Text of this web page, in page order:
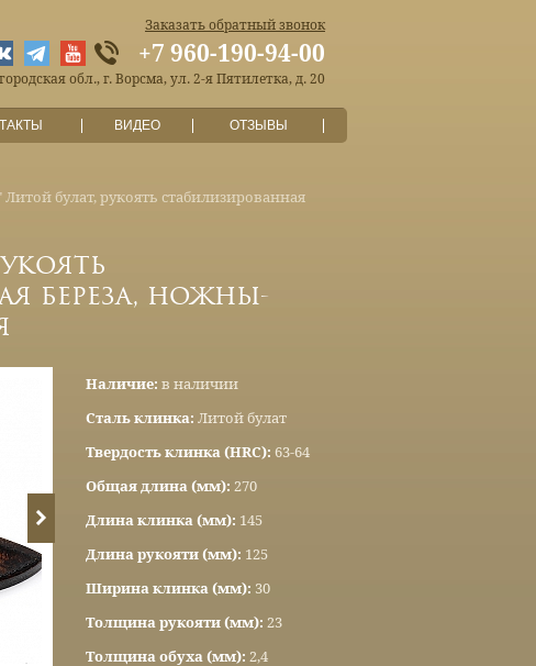
Заказать обратный звонок
+7 960-190-94-00
обл., г. Ворсма, ул. 2-я Пятилетка, д. 20
ВИДЕО ОТЗЫВЫ
булат, рукоять стабилизированная
береза, ножны-
Наличие: в наличии
Сталь клинка: Литой булат
Твердость клинка (HRC): 63-64
Общая длина (мм): 270
Длина клинка (мм): 145
Длина рукояти (мм): 125
Ширина клинка (мм): 30
Толщина рукояти (мм): 23
Толщина обуха (мм): 2,4